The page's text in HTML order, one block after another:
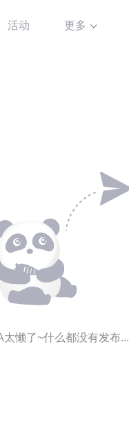
活动 更多
太懒了~什么都没有发布...